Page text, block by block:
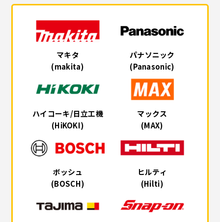
マキタ
(makita)
パナソニック
(Panasonic)
ハイコーキ/日立工機
(HiKOKI)
マックス
(MAX)
ボッシュ
(BOSCH)
ヒルティ
(Hilti)